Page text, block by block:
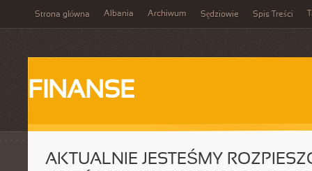
Strona główna Albania Archiwum Sędziowie Spis Treści
FINANSE
AKTUALNIE JESTEŚMY